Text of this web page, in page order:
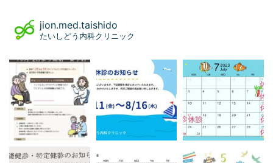
jion.med.taishido
たいしどう内科クリニック